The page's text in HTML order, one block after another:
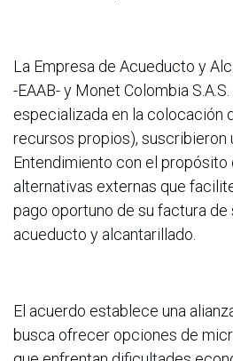
La Empresa de Acueducto y
-EAAB- y Monet Colombia
especializada en la colocación
recursos propios), suscribieron
Entendimiento con el
alternativas externas que
pago oportuno de su factura
acueducto y alcantarillado.
El acuerdo establece una
busca ofrecer opciones de